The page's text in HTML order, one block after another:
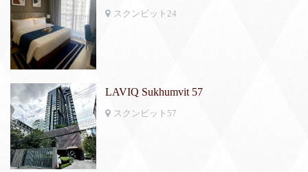
スクンビット24
LAVIQ Sukhumvit 57
スクンビット57